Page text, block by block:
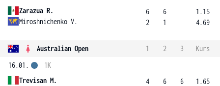
Zarazua R.
Miroshnichenko V.
6
2
6
1
1.15
4.69
Australian Open 1 2 3
Kurs
16.01.
Trevisan M.
1K
4
6
6
1.65